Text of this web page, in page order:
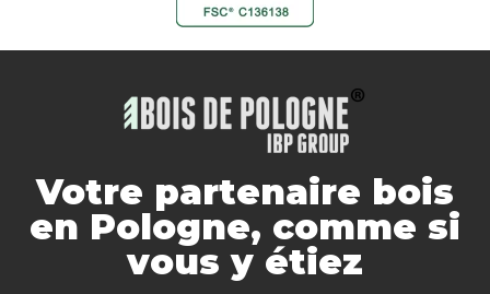
Votre partenaire bois
en Pologne, comme si
vous y étiez